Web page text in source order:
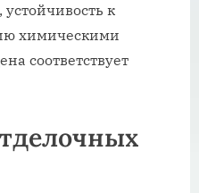
к
химическими
соответствует